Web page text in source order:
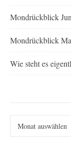
Mondrückblick
Mondrückblick
Wie steht es